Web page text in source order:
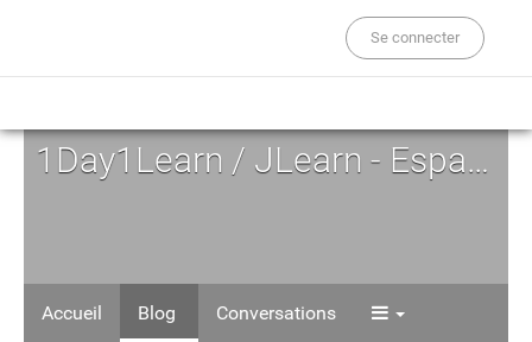
Se connecter
1Day1Learn / JLearn - Espace d'Auto-formation
Accueil Blog Conversations